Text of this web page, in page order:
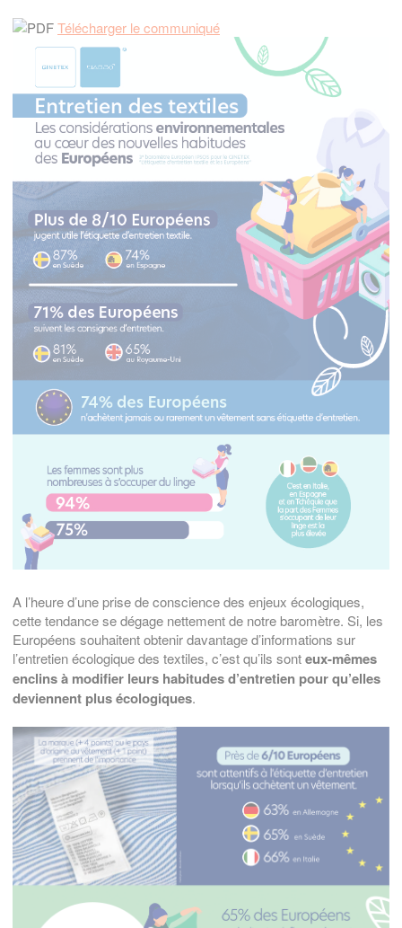
Télécharger le communiqué
A l’heure d’une prise de conscience des enjeux écologiques,
cette tendance se dégage nettement de notre baromètre. Si, les
Européens souhaitent obtenir davantage d’informations sur
l’entretien écologique des textiles, c’est qu’ils sonteux-mêmes
enclins à modifier leurs habitudes d’entretien pour qu’elles
deviennent plus écologiques.